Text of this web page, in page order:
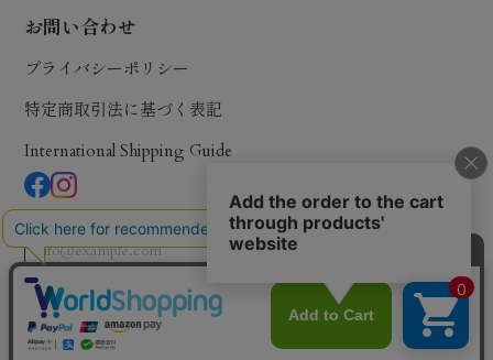
お問い合わせ
プライバシーポリシー
特定商取引法に基づく表記
International Shipping Guide